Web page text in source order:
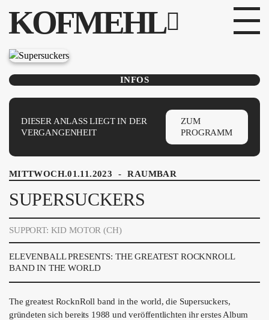
KOFMEHL
PROGRAMM
FABRIKGEFLÜSTER
GALERIE
FOTOGALERIE
PHOTOMAT
INFOS
KONTAKT
ÜBER UNS
GÖNNEREI
INFOS
DIESER ANLASS LIEGT IN DER
VERGANGENHEIT
ZUM
PROGRAMM
MITTWOCH.01.11.2023 - RAUMBAR
SUPERSUCKERS
SUPPORT: KID MOTOR (CH)
ELEVENBALL PRESENTS: THE GREATEST ROCKNROLL
BAND IN THE WORLD
The greatest RocknRoll band in the world, die Supersuckers,
gründeten sich bereits 1988 und veröffentlichten ihr erstes Album